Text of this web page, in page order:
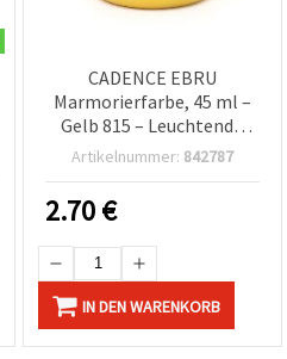
CADENCE EBRU
Marmorierfarbe, 45 ml –
Gelb 815 – Leuchtende
Marmor-Effekt-Farbe für
Marmorierung (Ebru), DIY,
Basteln & Hobby
Artikelnummer: 842787
2.70€
IN DEN WARENKORB